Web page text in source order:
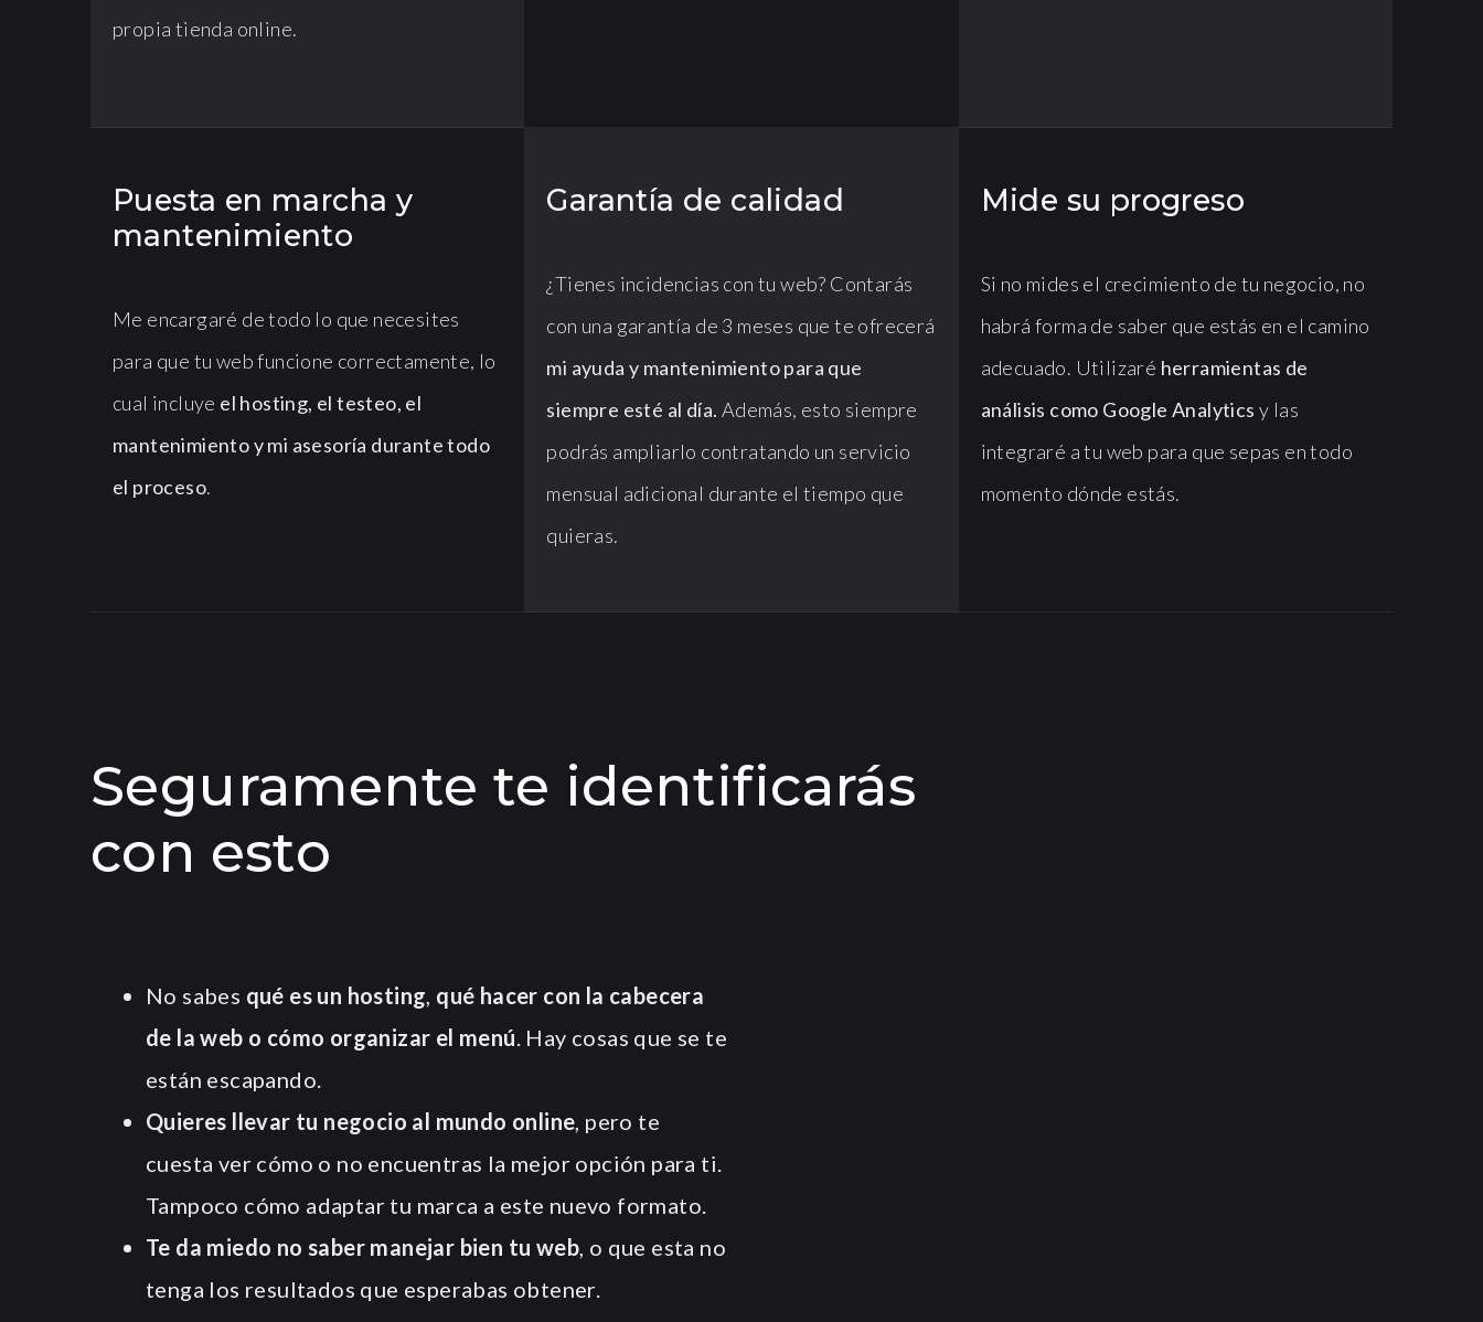
propia tienda online.
Puesta en marcha y
mantenimiento
Me encargaré de todo lo que necesites
para que tu web funcione correctamente, lo
cual incluye el hosting, el testeo, el
mantenimiento y mi asesoría durante todo
el proceso.
Garantía de calidad
¿Tienes incidencias con tu web? Contarás
con una garantía de 3 meses que te ofrecerá
mi ayuda y mantenimiento para que
siempre esté al día. Además, esto siempre
podrás ampliarlo contratando un servicio
mensual adicional durante el tiempo que
quieras.
Mide su progreso
Si no mides el crecimiento de tu negocio, no
habrá forma de saber que estás en el camino
adecuado. Utilizaré herramientas de
análisis como Google Analytics y las
integraré a tu web para que sepas en todo
momento dónde estás.
Seguramente te identificarás
con esto
No sabes qué es un hosting, qué hacer con la cabecera
de la web o cómo organizar el menú. Hay cosas que se te
están escapando.
Quieres llevar tu negocio al mundo online, pero te
cuesta ver cómo o no encuentras la mejor opción para ti.
Tampoco cómo adaptar tu marca a este nuevo formato.
Te da miedo no saber manejar bien tu web, o que esta no
tenga los resultados que esperabas obtener.